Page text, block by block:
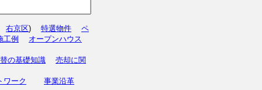
右京区) 特選物件
ペ
工例
オープンハウス
の基礎知識 売却に関
ワーク 事業沿革